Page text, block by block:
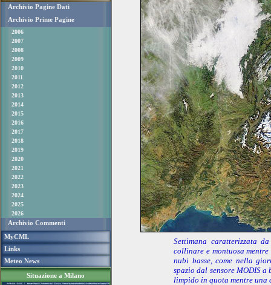
Archivio Pagine Dati
Archivio Prime Pagine
2006
2007
2008
2009
2010
2011
2012
2013
2014
2015
2016
2017
2018
2019
2020
2021
2022
2023
2024
2025
2026
Archivio Commenti
MyCML
Links
Meteo News
Situazione a Milano
Settimana caratterizzata
collinare e montuosa
nubi basse, come nella
spazio dal sensore MODIS
limpido in quota mentre una